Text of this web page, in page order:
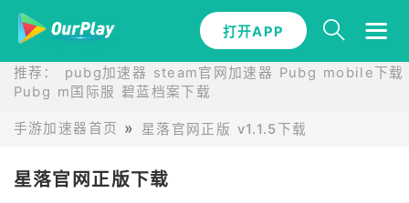
打开APP
推荐： pubg加速器 steam官网加速器 Pubg mobile下载
Pubg m国际服 碧蓝档案下载
手游加速器首页 星落官网正版 v1.1.5下载
星落官网正版下载